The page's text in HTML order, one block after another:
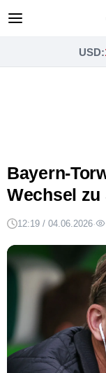
USD:
Bayern-
Wechsel
12:19 / 04.06.2026·